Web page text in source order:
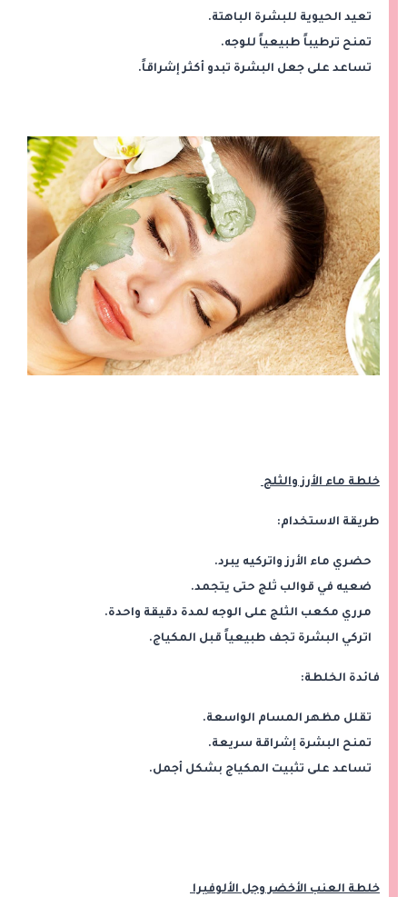
تعيد الحيوية للبشرة الباهتة.
تمنح ترطيباً طبيعياً للوجه.
تساعد على جعل البشرة تبدو أكثر إشراقاً.
خلطة ماء الأرز والثلج
طريقة الاستخدام:
حضري ماء الأرز واتركيه يبرد.
ضعيه في قوالب ثلج حتى يتجمد.
مرري مكعب الثلج على الوجه لمدة دقيقة واحدة.
اتركي البشرة تجف طبيعياً قبل المكياج.
فائدة الخلطة:
تقلل مظهر المسام الواسعة.
تمنح البشرة إشراقة سريعة.
تساعد على تثبيت المكياج بشكل أجمل.
خلطة العنب الأخضر وجل الألوفيرا